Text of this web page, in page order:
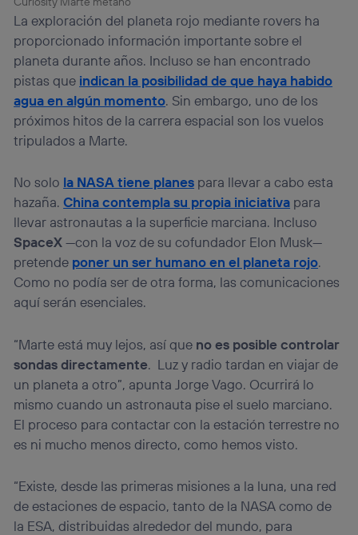
La exploración del planeta rojo mediante rovers ha
proporcionado información importante sobre el
planeta durante años. Incluso se han encontrado
pistas que indican la posibilidad de que haya habido
agua en algún momento. Sin embargo, uno de los
próximos hitos de la carrera espacial son los vuelos
tripulados a Marte.
No solo la NASA tiene planes para llevar a cabo esta
hazaña.China contempla su propia iniciativa para
llevar astronautas a la superficie marciana. Incluso
SpaceX—con la voz de su cofundador Elon Musk—
pretende poner un ser humano en el planeta rojo.
Como no podía ser de otra forma, las comunicaciones
aquí serán esenciales.
“Marte está muy lejos, así que no es posible controlar
sondas directamente. Luz y radio tardan en viajar de
un planeta a otro”, apunta Jorge Vago. Ocurrirá lo
mismo cuando un astronauta pise el suelo marciano.
El proceso para contactar con la estación terrestre no
es ni mucho menos directo, como hemos visto.
“Existe, desde las primeras misiones a la luna, una red
de estaciones de espacio, tanto de la NASA como de
la ESA, distribuidas alrededor del mundo, para